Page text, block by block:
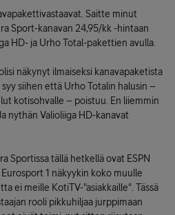
Saitte minut
Sport-kanavan 24,95/kk -hintaan
HD- ja Urho Total-pakettien avulla.
näkynyt ilmaiseksi kanavapaketista
siihen että Urho Totalin halusin –
kotisohvalle – poistuu. En liiemmin
nythän Valioliiga HD-kanavat
Sportissa tällä hetkellä ovat ESPN
1 näkyykin koko muulle
ei meille KotiTV-"asiakkaille". Tässä
rooli pikkuhiljaa jurppimaan